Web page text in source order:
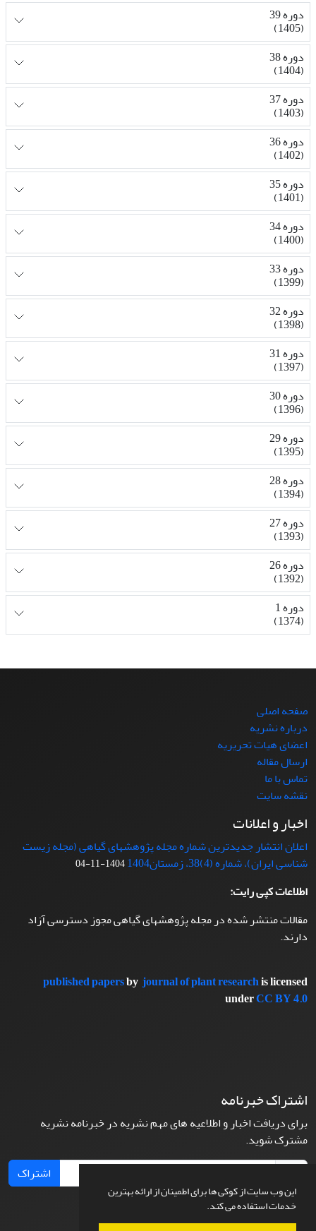
این وب سایت از کوکی ها برای اطمینان از ارائه بهترین
خدمات استفاده می کند.
دوره 39
(1405)
دوره 38
(1404)
دوره 37
(1403)
دوره 36
(1402)
دوره 35
(1401)
دوره 34
(1400)
دوره 33
(1399)
دوره 32
(1398)
دوره 31
(1397)
دوره 30
(1396)
دوره 29
(1395)
دوره 28
(1394)
دوره 27
(1393)
دوره 26
(1392)
دوره 1
(1374)
صفحه اصلی
درباره نشریه
اعضای هیات تحریریه
ارسال مقاله
تماس با ما
نقشه سایت
اخبار و اعلانات
اعلان انتشار جدیدترین شماره مجله پژوهشهای گیاهی (مجله زیست
شناسی ایران)، شماره (4)38، زمستان1404
1404-11-04
اطلاعات کپی رایت:
مقالات منتشر شده در مجله پژوهشهای گیاهی مجوز دسترسی آزاد
دارند.
published papersbyjournal of plant researchis licensed
underCC BY 4.0
اشتراک خبرنامه
برای دریافت اخبار و اطلاعیه های مهم نشریه در خبرنامه نشریه
مشترک شوید.
اشتراک